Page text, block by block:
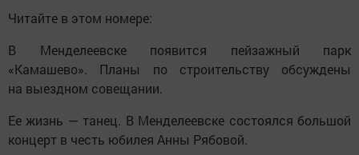
Читайте в этом номере:
В Менделеевске появится пейзажный парк
«Камашево». Планы по строительству обсуждены
на выездном совещании.
Ее жизнь — танец. В Менделеевске состоялся большой
концерт в честь юбилея Анны Рябовой.